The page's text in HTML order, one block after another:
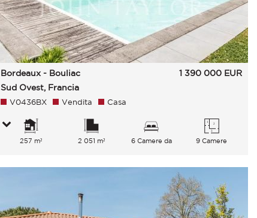
Bordeaux - Bouliac
Sud Ovest, Francia
1 390 000 EUR
V0436BX Vendita Casa
257 m² 2 051 m²
6 Camere da
9 Camere